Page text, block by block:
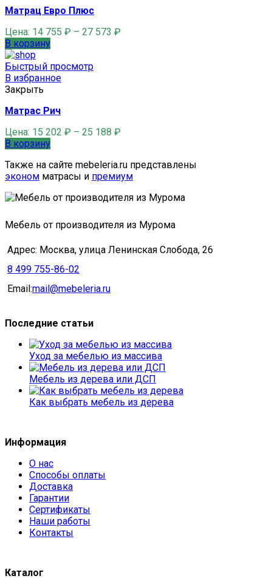
Матрац Евро Плюс
Цена: 14 755 ₽ – 27 573 ₽
В корзину
Быстрый просмотр
В избранное
Закрыть
Матрас Рич
Цена: 15 202 ₽ – 25 188 ₽
В корзину
Также на сайте mebeleria.ru представлены
эконом матрасы и премиум
Мебель от производителя из Мурома
Адрес: Москва, улица Ленинская Слобода, 26
8 499 755-86-02
Email:mail@mebeleria.ru
Последние статьи
Уход за мебелью из массива
Мебель из дерева или ДСП
Как выбрать мебель из дерева
Информация
О нас
Способы оплаты
Доставка
Гарантии
Сертификаты
Наши работы
Контакты
Каталог